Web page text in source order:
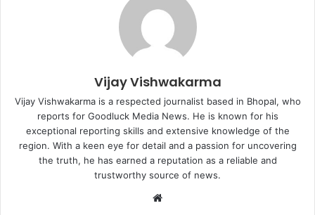
Vijay Vishwakarma
Vijay Vishwakarma is a respected journalist based in Bhopal, who
reports for Goodluck Media News. He is known for his
exceptional reporting skills and extensive knowledge of the
region. With a keen eye for detail and a passion for uncovering
the truth, he has earned a reputation as a reliable and
trustworthy source of news.
Website